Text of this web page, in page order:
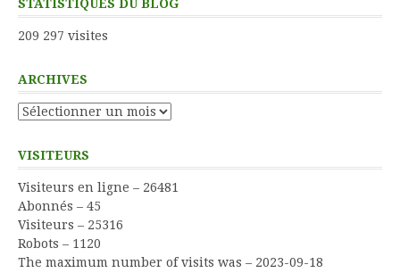
STATISTIQUES DU BLOG
209 297 visites
ARCHIVES
Archives
VISITEURS
Visiteurs en ligne – 26481
Abonnés – 45
Visiteurs – 25316
Robots – 1120
The maximum number of visits was – 2023-09-18